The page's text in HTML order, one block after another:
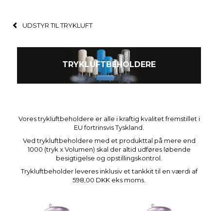
UDSTYR TIL TRYKLUFT
TRYKLUFTBEHOLDERE
Vores trykluftbeholdere er alle i kraftig kvalitet fremstillet i
EU fortrinsvis Tyskland.
Ved trykluftbeholdere med et produkttal på mere end
1000 (tryk x Volumen) skal der altid udføres løbende
besigtigelse og opstillingskontrol.
Trykluftbeholder leveres inklusiv et tankkit til en værdi af
598,00 DKK eks moms.